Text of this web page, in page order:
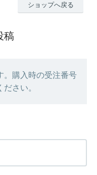
ショップへ戻る
稿
。購入時の受注番号
さい。